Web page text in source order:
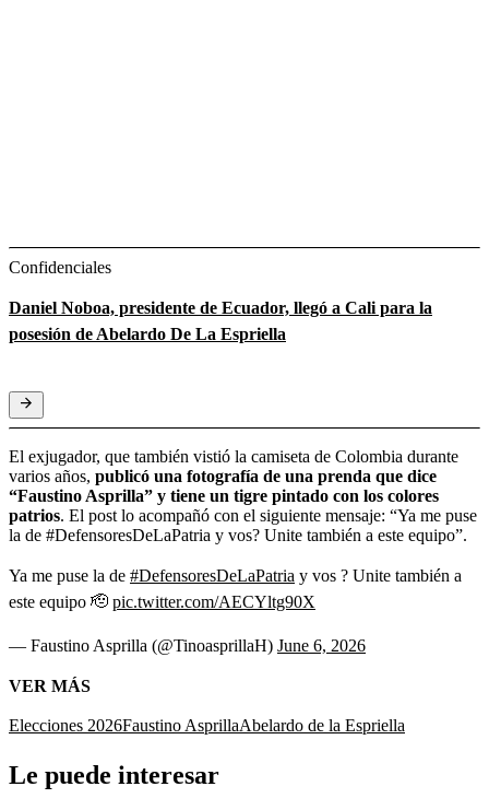
Confidenciales
Daniel Noboa, presidente de Ecuador, llegó a Cali para la
posesión de Abelardo De La Espriella
El exjugador, que también vistió la camiseta de Colombia durante
varios años, publicó una fotografía de una prenda que dice
“Faustino Asprilla” y tiene un tigre pintado con los colores
patrios. El post lo acompañó con el siguiente mensaje: “Ya me puse
la de #DefensoresDeLaPatria y vos? Unite también a este equipo”.
Ya me puse la de #DefensoresDeLaPatria y vos ? Unite también a
este equipo 🫡 pic.twitter.com/AECYltg90X
— Faustino Asprilla (@TinoasprillaH) June 6, 2026
VER MÁS
Elecciones 2026Faustino AsprillaAbelardo de la Espriella
Le puede interesar